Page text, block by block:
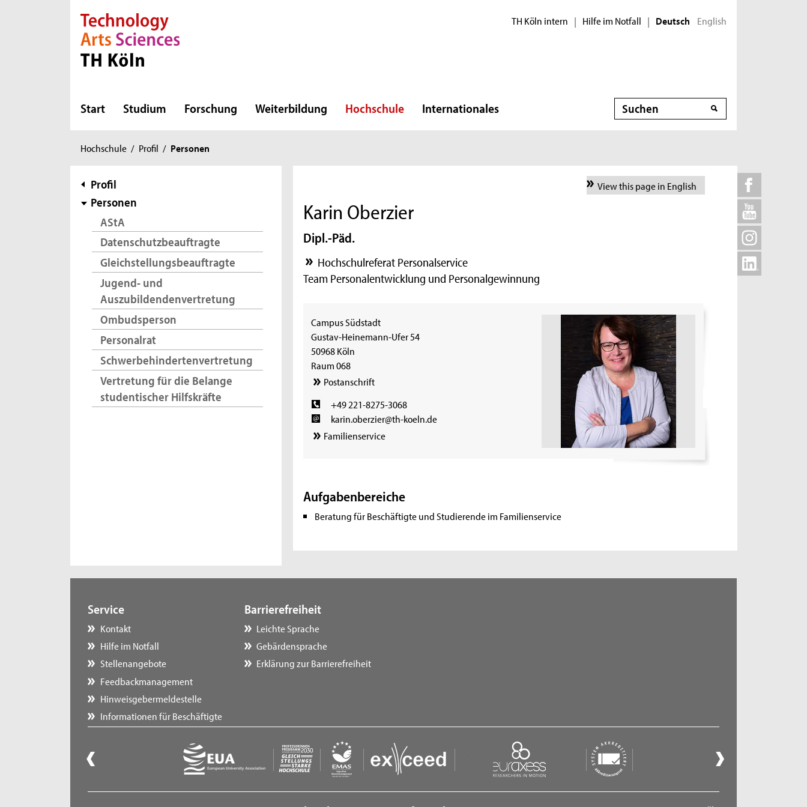
Direkt zur Hauptnavigation
Direkt zur Subnavigation
Direkt zum Inhalt
Direkt zum Fußbereich TH Köln intern | Hilfe im Notfall | Deutsch English
Start Studium Forschung Weiterbildung Hochschule Internationales Suche
Sie
hier:
Hochschule / Profil / Personen
Subnavigation
Profil
Personen
AStA
Datenschutzbeauftragte
Gleichstellungsbeauftragte
Jugend- und
Auszubildendenvertretung
Ombudsperson
Personalrat
Schwerbehindertenvertretung
Vertretung für die Belange
studentischer Hilfskräfte
View this page in English
Karin Oberzier
Dipl.-Päd.
Hochschulreferat Personalservice
Team Personalentwicklung und Personalgewinnung
Campus Südstadt
Gustav-Heinemann-Ufer 54
50968 Köln
Raum 068
Postanschrift
+49 221-8275-3068
karin.oberzier@th-koeln.de
Familienservice
Aufgabenbereiche
Beratung für Beschäftigte und Studierende im Familienservice
Service
Kontakt
Hilfe im Notfall
Stellenangebote
Feedbackmanagement
Hinweisgebermeldestelle
Informationen für Beschäftigte
Barrierefreiheit
Leichte Sprache
Gebärdensprache
Erklärung zur Barrierefreiheit